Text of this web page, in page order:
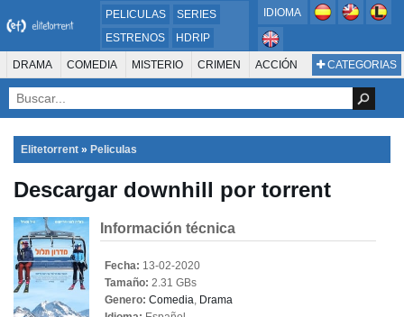
PELICULAS
SERIES
ESTRENOS
HDRIP
MICROHD
720P
DVDRIP
IDIOMA
CATEGORIAS
DRAMA COMEDIA MISTERIO CRIMEN ACCIÓN
SUSPENSO AVENTURA
ANIMACIÓN ROMANCE TERROR CIENCIA FICCIÓN FANTASÍA
FAMILIA DOCUS Y TV
PELÍCULA DE LA TELEVISIÓN FOREIGN KIDS REALITY
THRILLER BIOGRAFÍA
Elitetorrent » Peliculas
Descargar downhill por torrent
Información técnica
Fecha: 13-02-2020
Tamaño: 2.31 GBs
Genero: Comedia, Drama